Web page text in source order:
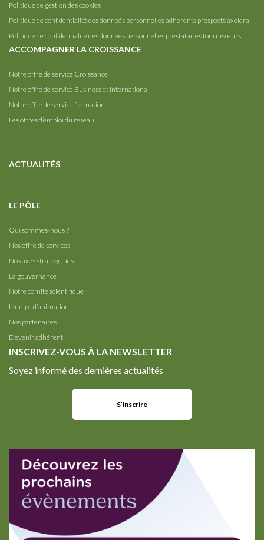
Politique de gestion des cookies
Politique de confidentialité des donneés personnelles adherents prospects axelera
Politique de confidentialité des données personnelles prestataires fournisseurs
ACCOMPAGNER LA CROISSANCE
Notre offre de service Croissance
Notre offre de service Business et International
Notre offre de service formation
Les offres d’emploi du réseau
ACTUALITÉS
LE PÔLE
Qui sommes-nous ?
Nos offre de services
Nos axes stratégiques
La gouvernance
Notre comité scientifique
L’équipe d’animation
Nos partenaires
Devenir adhérent
INSCRIVEZ-VOUS À LA NEWSLETTER
Soyez informé des dernières actualités
S’inscrire